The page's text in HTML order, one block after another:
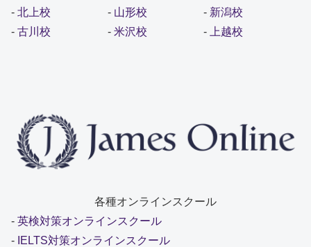
- 北上校
- 古川校
- 山形校
- 米沢校
- 新潟校
-
上越校
各種オンラインスクール
- 英検対策オンラインスクール
- IELTS対策オンラインスクール